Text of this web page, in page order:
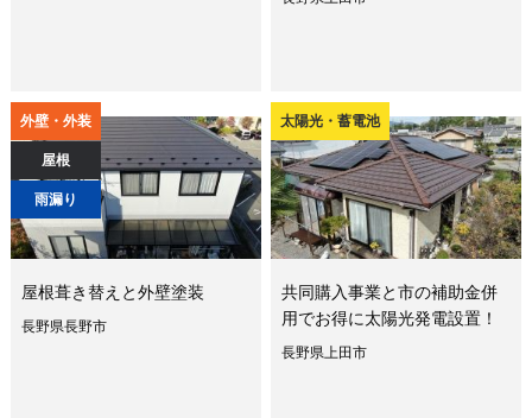
外壁・外装
屋根
雨漏り
屋根葺き替えと外壁塗装
長野県長野市
太陽光・蓄電池
共同購入事業と市の補助金併
用でお得に太陽光発電設置！
長野県上田市